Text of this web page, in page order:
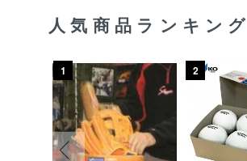
人気商品ランキング
1 2